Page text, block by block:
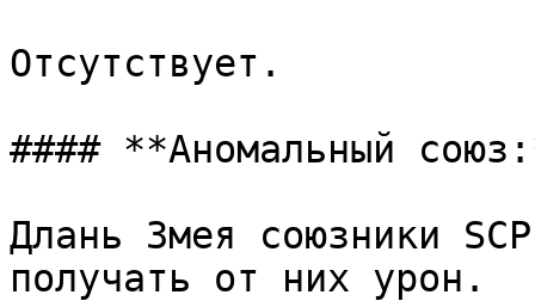
Отсутствует.
#### **Аномальный
Длань Змея союзники
получать от них урон.